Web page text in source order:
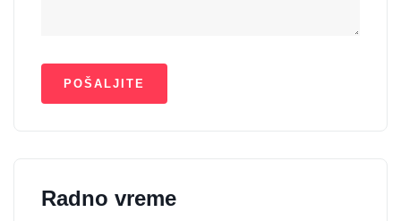
Radno vreme